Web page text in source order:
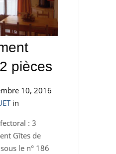
pièces
10, 2016
in
: 3
Gîtes de
le n° 186